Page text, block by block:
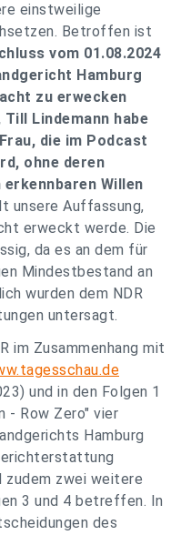
einstweilige
Betroffen ist
vom 01.08.2024
Hamburg
zu erwecken
Lindemann habe
die im Podcast
ohne deren
Willen
unsere Auffassung,
erweckt werde. Die
da es an dem für
Mindestbestand an
wurden dem NDR
untersagt.
im Zusammenhang mit
und in den Folgen 1
- Row Zero" vier
Hamburg
zudem zwei weitere
3 und 4 betreffen. In
des